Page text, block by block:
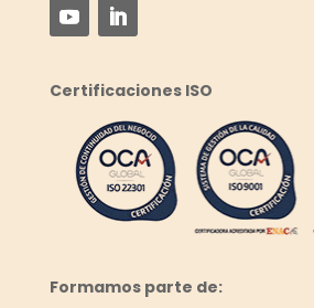
Certificaciones ISO
Formamos parte de: